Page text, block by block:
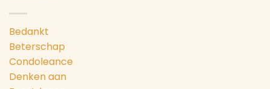
Bedankt
Beterschap
Condoleance
Denken aan